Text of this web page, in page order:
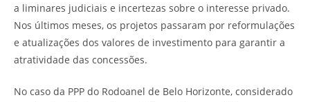
a liminares judiciais e incertezas sobre o interesse privado.
Nos últimos meses, os projetos passaram por reformulações
e atualizações dos valores de investimento para garantir a
atratividade das concessões.
No caso da PPP do Rodoanel de Belo Horizonte, considerado